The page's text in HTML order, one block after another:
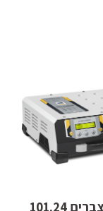
מטען מצברים 101.24